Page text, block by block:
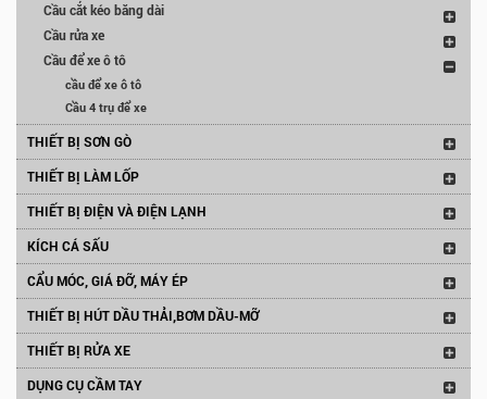
Cầu cắt kéo băng dài
Cầu rửa xe
Cầu để xe ô tô
cầu để xe ô tô
Cầu 4 trụ để xe
THIẾT BỊ SƠN GÒ
THIẾT BỊ LÀM LỐP
THIẾT BỊ ĐIỆN VÀ ĐIỆN LẠNH
KÍCH CÁ SẤU
CẨU MÓC, GIÁ ĐỠ, MÁY ÉP
THIẾT BỊ HÚT DẦU THẢI,BƠM DẦU-MỠ
THIẾT BỊ RỬA XE
DỤNG CỤ CẦM TAY